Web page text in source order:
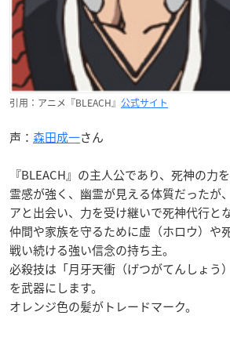
引用：アニメ『BLEACH』 公式サイト
声： 森田成一さん
『BLEACH』の主人公であり、死神の力
霊感が強く、幽霊が見える体質だったが
アと出会い、力を受け継いで死神代行と
仲間や家族を守るために虚（ホロウ）や
戦い続ける強い信念の持ち主。
必殺技は「月牙天衝（げつがてんしょう
を武器にします。
オレンジ色の髪がトレードマーク。